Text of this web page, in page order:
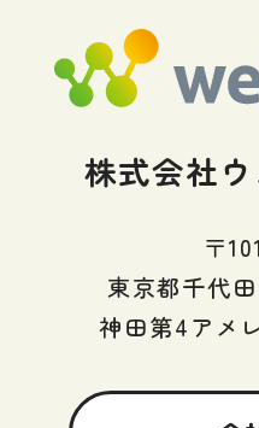
株式会社
〒
東京都千代
神田第4アメ